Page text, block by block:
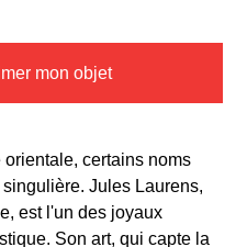
mon objet
certains noms
Jules Laurens,
est l'un des joyaux
Son art, qui capte la